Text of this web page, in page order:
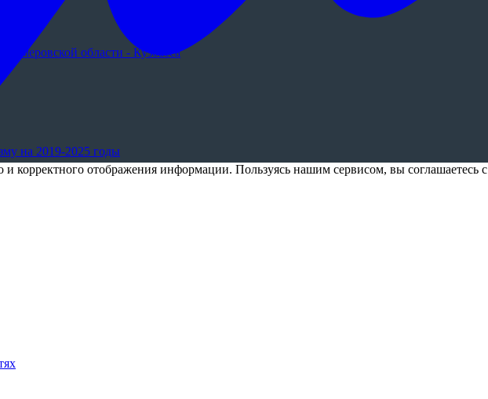
области - Кузбасса
на 2019-2025 годы
корректного отображения информации. Пользуясь нашим сервисом, вы соглашаетесь с